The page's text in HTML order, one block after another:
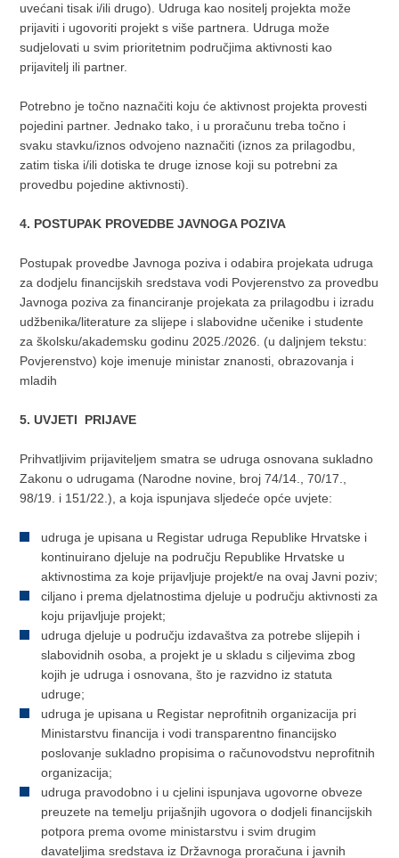
uvećani tisak i/ili drugo). Udruga kao nositelj projekta može
prijaviti i ugovoriti projekt s više partnera. Udruga može
sudjelovati u svim prioritetnim područjima aktivnosti kao
prijavitelj ili partner.
Potrebno je točno naznačiti koju će aktivnost projekta provesti
pojedini partner. Jednako tako, i u proračunu treba točno i
svaku stavku/iznos odvojeno naznačiti (iznos za prilagodbu,
zatim tiska i/ili dotiska te druge iznose koji su potrebni za
provedbu pojedine aktivnosti).
4. POSTUPAK PROVEDBE JAVNOGA POZIVA
Postupak provedbe Javnoga poziva i odabira projekata udruga
za dodjelu financijskih sredstava vodi Povjerenstvo za provedbu
Javnoga poziva za financiranje projekata za prilagodbu i izradu
udžbenika/literature za slijepe i slabovidne učenike i studente
za školsku/akademsku godinu 2025./2026. (u daljnjem tekstu:
Povjerenstvo) koje imenuje ministar znanosti, obrazovanja i
mladih
5. UVJETI PRIJAVE
Prihvatljivim prijaviteljem smatra se udruga osnovana sukladno
Zakonu o udrugama (Narodne novine, broj 74/14., 70/17.,
98/19. i 151/22.), a koja ispunjava sljedeće opće uvjete:
udruga je upisana u Registar udruga Republike Hrvatske i
kontinuirano djeluje na području Republike Hrvatske u
aktivnostima za koje prijavljuje projekt/e na ovaj Javni poziv;
ciljano i prema djelatnostima djeluje u području aktivnosti za
koju prijavljuje projekt;
udruga djeluje u području izdavaštva za potrebe slijepih i
slabovidnih osoba, a projekt je u skladu s ciljevima zbog
kojih je udruga i osnovana, što je razvidno iz statuta
udruge;
udruga je upisana u Registar neprofitnih organizacija pri
Ministarstvu financija i vodi transparentno financijsko
poslovanje sukladno propisima o računovodstvu neprofitnih
organizacija;
udruga pravodobno i u cjelini ispunjava ugovorne obveze
preuzete na temelju prijašnjih ugovora o dodjeli financijskih
potpora prema ovome ministarstvu i svim drugim
davateljima sredstava iz Državnoga proračuna i javnih